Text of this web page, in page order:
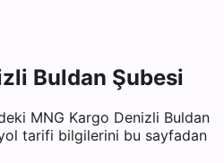
Buldan Şubesi
MNG Kargo Denizli Buldan
tarifi bilgilerini bu sayfadan